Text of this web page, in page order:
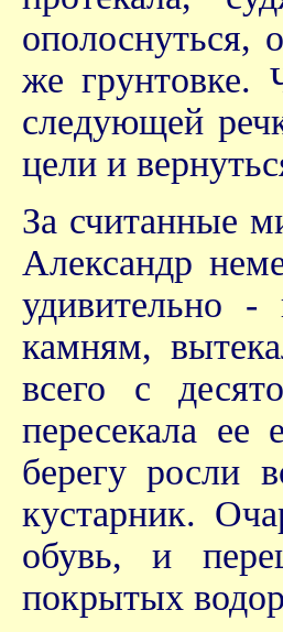
ополоснуться,
же грунтовке.
следующей
цели и
За считанные
Александр
удивительно -
камням,
всего с
пересекала
берегу росли
кустарник.
обувь, и
покрытых